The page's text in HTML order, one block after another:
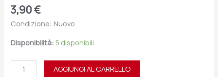
3,90€
Condizione: Nuovo
Disponibilità: 5 disponibili
AGGIUNGI AL CARRELLO